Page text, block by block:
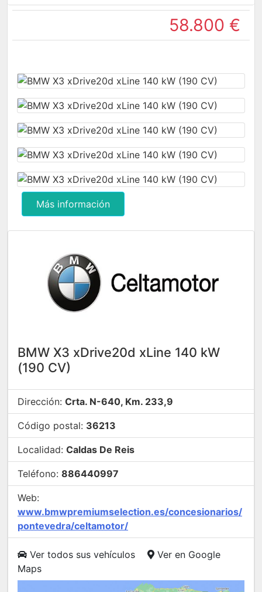
58.800 €
Más información
BMW X3 xDrive20d xLine 140 kW
(190 CV)
Dirección: Crta. N-640, Km. 233,9
Código postal: 36213
Localidad: Caldas De Reis
Teléfono: 886440997
Web:
www.bmwpremiumselection.es/concesionarios/
pontevedra/celtamotor/
Ver todos sus vehículos
Ver en Google
Maps